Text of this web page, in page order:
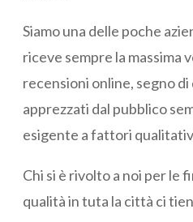
Siamo una delle poche
riceve sempre la massima
recensioni online, segno
apprezzati dal pubblico
esigente a fattori
Chi si è rivolto a noi per le
qualità in tuta la città ci